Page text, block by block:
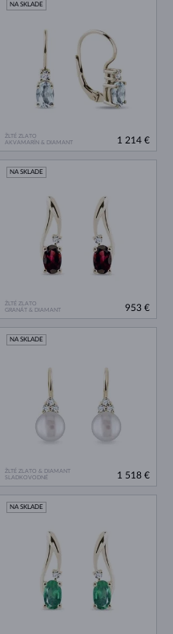
ŽLTÉ ZLATO
AKVAMARÍN & DIAMANT
NA SKLADE
1 214 €
ŽLTÉ ZLATO
GRANÁT & DIAMANT
NA SKLADE
953 €
ŽLTÉ ZLATO & DIAMANT
SLADKOVODNÉ
NA SKLADE
1 518 €
NA SKLADE